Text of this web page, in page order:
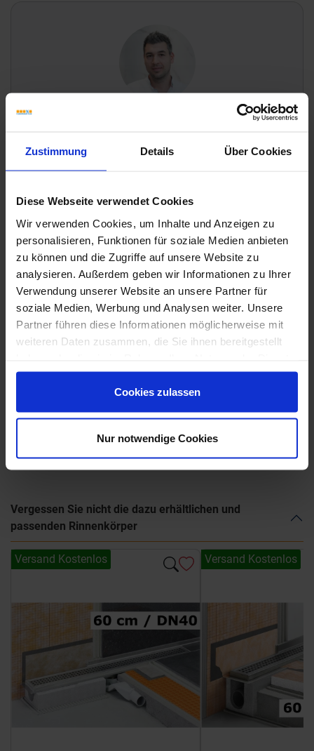
Zustimmung Details Über Cookies
Diese Webseite verwendet Cookies
Wir verwenden Cookies, um Inhalte und Anzeigen zu
personalisieren, Funktionen für soziale Medien anbieten
zu können und die Zugriffe auf unsere Website zu
analysieren. Außerdem geben wir Informationen zu Ihrer
Verwendung unserer Website an unsere Partner für
soziale Medien, Werbung und Analysen weiter. Unsere
Partner führen diese Informationen möglicherweise mit
weiteren Daten zusammen, die Sie ihnen bereitgestellt
gesammelt haben.
Cookies zulassen
Nur notwendige Cookies
Unsere Experten sind für Sie da:
Mo. - Fr. 09.00 - 18.00 Uhr
+49 (0) 231 - 18 11 901
Anfrage zum Produkt
Downloads
Schlüter-TRENDLINE Produkte für Designwelten
My Schlüter-KERDI-LINE – Kreativ. Individuell. Einzigartig.
Duschvergnügen
Schlüter-KERDI-LINE Produktdatenblatt 8.7
Vergessen Sie nicht die dazu erhältlichen und
passenden Rinnenkörper
Versand Kostenlos Versand Kostenlos